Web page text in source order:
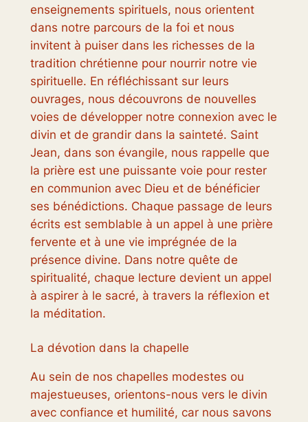
enseignements spirituels, nous orientent
dans notre parcours de la foi et nous
invitent à puiser dans les richesses de la
tradition chrétienne pour nourrir notre vie
spirituelle. En réfléchissant sur leurs
ouvrages, nous découvrons de nouvelles
voies de développer notre connexion avec le
divin et de grandir dans la sainteté. Saint
Jean, dans son évangile, nous rappelle que
la prière est une puissante voie pour rester
en communion avec Dieu et de bénéficier
ses bénédictions. Chaque passage de leurs
écrits est semblable à un appel à une prière
fervente et à une vie imprégnée de la
présence divine. Dans notre quête de
spiritualité, chaque lecture devient un appel
à aspirer à le sacré, à travers la réflexion et
la méditation.
La dévotion dans la chapelle
Au sein de nos chapelles modestes ou
majestueuses, orientons-nous vers le divin
avec confiance et humilité, car nous savons